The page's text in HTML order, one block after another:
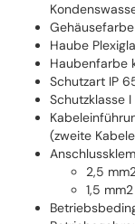
Haube
Haubenfarbe
Schutzart IP
Schutzklasse I
(zweite
2,5
1,5